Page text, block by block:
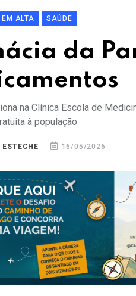
EM ALTA SAÚDE
da
na Clínica Escola de
à população
16/05/2026